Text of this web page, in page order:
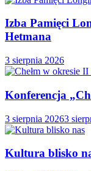
Izba Pamięci
Hetmana
3 sierpnia 2026
Konferencja
3 sierpnia 20263
Kultura blisko